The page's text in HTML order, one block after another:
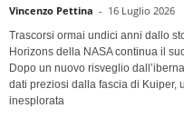
Vincenzo Pettina - 16 Luglio 2026
Trascorsi ormai undici anni dallo
Horizons della NASA continua il
Dopo un nuovo risveglio
dati preziosi dalla fascia di Kuiper,
inesplorata